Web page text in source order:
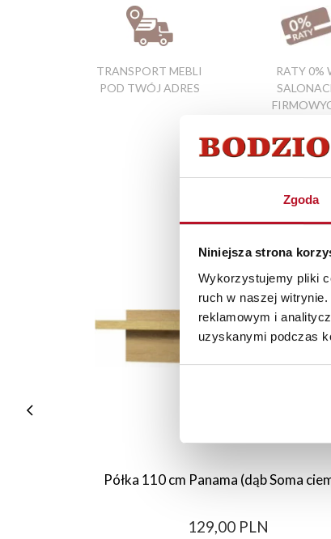
Zgoda
Niniejsza strona
Wykorzystujemy pliki
ruch w naszej
reklamowym i
uzyskanymi podczas
TRANSPORT MEBLI
POD TWÓJ ADRES
RATY 0%
Półka 110 cm Panama (dąb Soma
129,00 PLN